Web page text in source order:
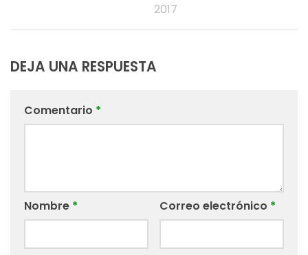
2017
DEJA UNA RESPUESTA
Comentario *
Nombre * Correo electrónico *